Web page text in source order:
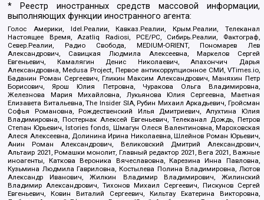
* Реестр иностранных средств массовой информации,
выполняющих функции иностранного агента:
Голос Америки, Idel.Реалии, Кавказ.Реалии, Крым.Реалии, Телеканал
Настоящее Время, Azatliq Radiosi, PCE/PC, Сибирь.Реалии, Фактограф,
Север.Реалии, Радио Свобода, MEDIUM-ORIENT, Пономарев Лев
Александрович, Савицкая Людмила Алексеевна, Маркелов Сергей
Евгеньевич, Камалягин Денис Николаевич, Апахончич Дарья
Александровна, Medusa Project, Первое антикоррупционное СМИ, VTimes.io,
Баданин Роман Сергеевич, Гликин Максим Александрович, Маняхин Петр
Борисович, Ярош Юлия Петровна, Чуракова Ольга Владимировна,
Железнова Мария Михайловна, Лукьянова Юлия Сергеевна, Маетная
Елизавета Витальевна, The Insider SIA, Рубин Михаил Аркадьевич, Гройсман
Софья Романовна, Рождественский Илья Дмитриевич, Апухтина Юлия
Владимировна, Постернак Алексей Евгеньевич, Телеканал Дождь, Петров
Степан Юрьевич, Istories fonds, Шмагун Олеся Валентиновна, Мароховская
Алеся Алексеевна, Долинина Ирина Николаевна, Шлейнов Роман Юрьевич,
Анин Роман Александрович, Великовский Дмитрий Александрович,
Альтаир 2021, Ромашки монолит, Главный редактор 2021, Вега 2021, Важные
иноагенты, Каткова Вероника Вячеславовна, Карезина Инна Павловна,
Кузьмина Людмила Гавриловна, Костылева Полина Владимировна, Лютов
Александр Иванович, Жилкин Владимир Владимирович, Жилинский
Владимир Александрович, Тихонов Михаил Сергеевич, Пискунов Сергей
Евгеньевич, Ковин Виталий Сергеевич, Кильтау Екатерина Викторовна,